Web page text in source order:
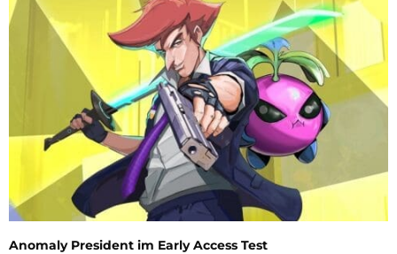
Anomaly President im Early Access Test